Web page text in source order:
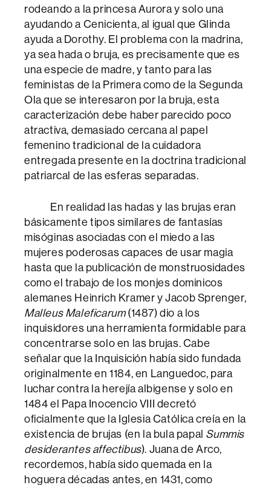
rodeando a la princesa Aurora y solo una
ayudando a Cenicienta, al igual que Glinda
ayuda a Dorothy. El problema con la madrina,
ya sea hada o bruja, es precisamente que es
una especie de madre, y tanto para las
feministas de la Primera como de la Segunda
Ola que se interesaron por la bruja, esta
caracterización debe haber parecido poco
atractiva, demasiado cercana al papel
femenino tradicional de la cuidadora
entregada presente en la doctrina tradicional
patriarcal de las esferas separadas.
En realidad las hadas y las brujas eran
básicamente tipos similares de fantasías
misóginas asociadas con el miedo a las
mujeres poderosas capaces de usar magia
hasta que la publicación de monstruosidades
como el trabajo de los monjes dominicos
alemanes Heinrich Kramer y Jacob Sprenger,
Malleus Maleficarum(1487) dio a los
inquisidores una herramienta formidable para
concentrarse solo en las brujas. Cabe
señalar que la Inquisición había sido fundada
originalmente en 1184, en Languedoc, para
luchar contra la herejía albigense y solo en
1484 el Papa Inocencio VIII decretó
oficialmente que la Iglesia Católica creía en la
existencia de brujas (en la bula papal Summis
desiderantes affectibus). Juana de Arco,
recordemos, había sido quemada en la
hoguera décadas antes, en 1431, como